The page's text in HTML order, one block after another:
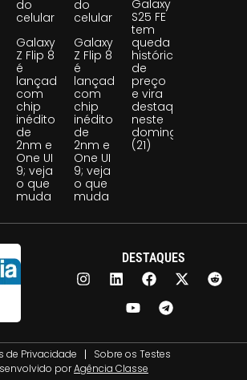
do
celular
Galaxy
Z Flip 8
é
lançado
com
chip
inédito
de
2nm e
One UI
9; veja
o que
muda
do
celular
Galaxy
Z Flip 8
é
lançado
com
chip
inédito
de
2nm e
One UI
9; veja
o que
muda
Galaxy
S25 FE
tem
queda
histórica
de
preço
e vira
destaque
neste
domingo
(21)
DESTAQUES
de Privacidade
Sobre os Testes
porAgência Classe